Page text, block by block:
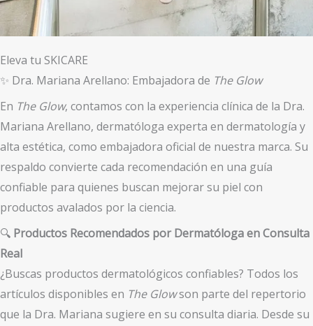
Eleva tu SKICARE
✨ Dra. Mariana Arellano: Embajadora de The Glow
En The Glow, contamos con la experiencia clínica de la Dra.
Mariana Arellano, dermatóloga experta en dermatología y
alta estética, como embajadora oficial de nuestra marca. Su
respaldo convierte cada recomendación en una guía
confiable para quienes buscan mejorar su piel con
productos avalados por la ciencia.
🔍 Productos Recomendados por Dermatóloga en Consulta
Real
¿Buscas productos dermatológicos confiables? Todos los
artículos disponibles en The Glowson parte del repertorio
que la Dra. Mariana sugiere en su consulta diaria. Desde su